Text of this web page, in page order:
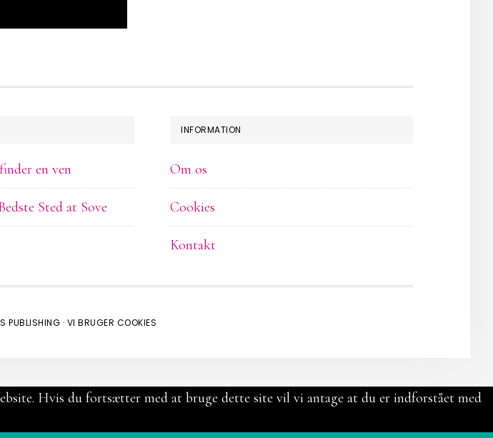
en ven
Sted at Sove
INFORMATION
Om os
Cookies
Kontakt
PUBLISHING · VI BRUGER COOKIES
Hvis du fortsætter med at bruge dette site vil vi antage at du er indforstået med